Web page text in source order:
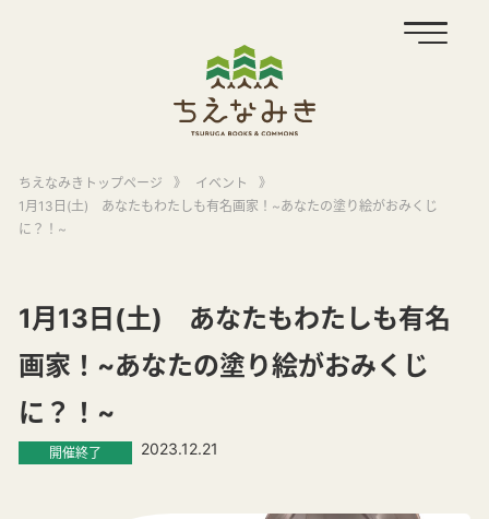
ちえなみきトップページ 》 イベント
》
1月13日(土) あなたもわたしも有名画家！~あなたの塗り絵がおみくじ
に？！~
1月13日(土) あなたもわたしも有名
画家！~あなたの塗り絵がおみくじ
に？！~
開催終了 2023.12.21